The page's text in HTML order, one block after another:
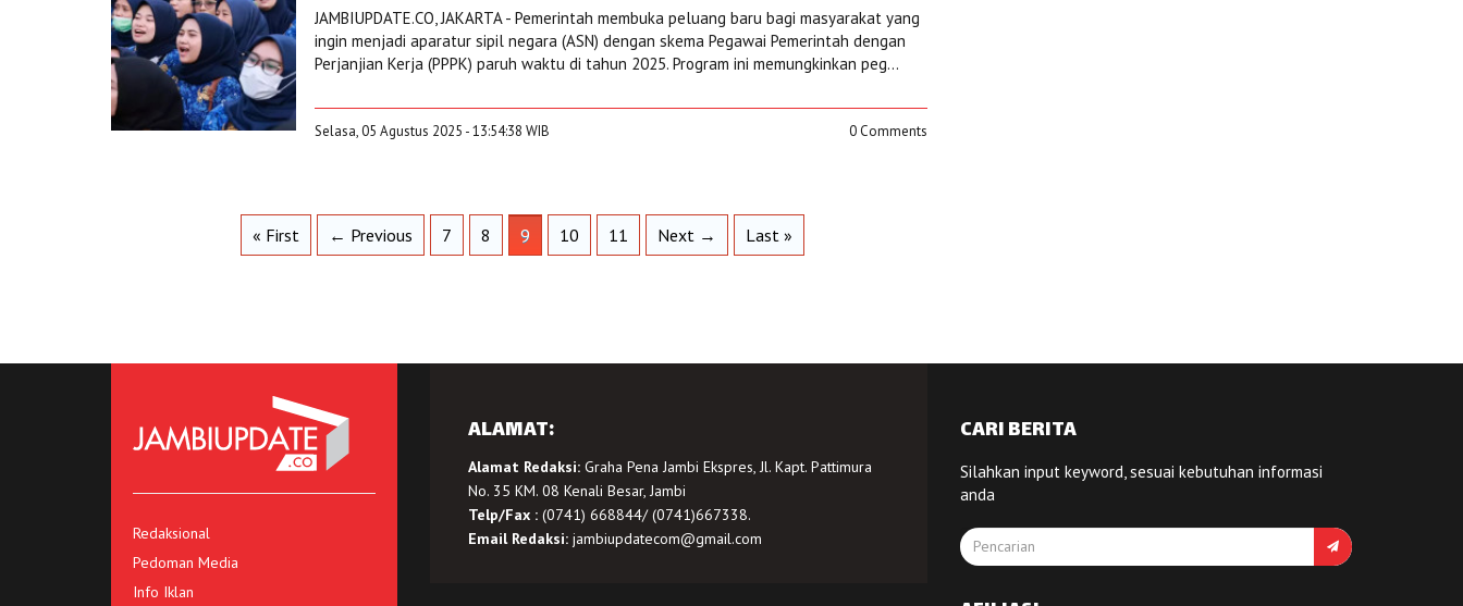
JAMBIUPDATE.CO, JAKARTA - Pemerintah membuka peluang baru bagi masyarakat yang
ingin menjadi aparatur sipil negara (ASN) dengan skema Pegawai Pemerintah dengan
Perjanjian Kerja (PPPK) paruh waktu di tahun 2025. Program ini memungkinkan peg...
Selasa, 05 Agustus 2025 - 13:54:38 WIB 0 Comments
« First ← Previous 7 8 9 10 11 Next → Last »
Redaksional
Pedoman Media
Info Iklan
ALAMAT:
Alamat Redaksi:Graha Pena Jambi Ekspres, Jl. Kapt. Pattimura
No. 35 KM. 08 Kenali Besar, Jambi
Telp/Fax :(0741) 668844/ (0741)667338.
Email Redaksi: jambiupdatecom@gmail.com
CARI BERITA
Silahkan input keyword, sesuai kebutuhan informasi
anda